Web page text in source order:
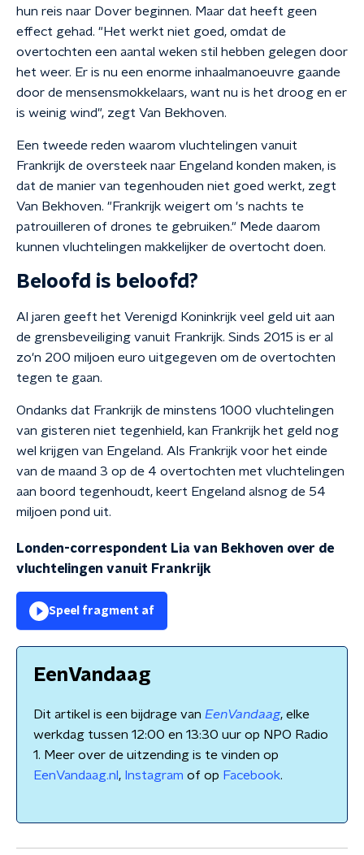
hun reis naar Dover beginnen. Maar dat heeft geen
effect gehad. "Het werkt niet goed, omdat de
overtochten een aantal weken stil hebben gelegen door
het weer. Er is nu een enorme inhaalmanoeuvre gaande
door de mensensmokkelaars, want nu is het droog en er
is weinig wind", zegt Van Bekhoven.
Een tweede reden waarom vluchtelingen vanuit
Frankrijk de oversteek naar Engeland konden maken, is
dat de manier van tegenhouden niet goed werkt, zegt
Van Bekhoven. "Frankrijk weigert om 's nachts te
patrouilleren of drones te gebruiken." Mede daarom
kunnen vluchtelingen makkelijker de overtocht doen.
Beloofd is beloofd?
Al jaren geeft het Verenigd Koninkrijk veel geld uit aan
de grensbeveiliging vanuit Frankrijk. Sinds 2015 is er al
zo'n 200 miljoen euro uitgegeven om de overtochten
tegen te gaan.
Ondanks dat Frankrijk de minstens 1000 vluchtelingen
van gisteren niet tegenhield, kan Frankrijk het geld nog
wel krijgen van Engeland. Als Frankrijk voor het einde
van de maand 3 op de 4 overtochten met vluchtelingen
aan boord tegenhoudt, keert Engeland alsnog de 54
miljoen pond uit.
Londen-correspondent Lia van Bekhoven over de
vluchtelingen vanuit Frankrijk
Speel fragment af
EenVandaag
Dit artikel is een bijdrage van EenVandaag, elke
werkdag tussen 12:00 en 13:30 uur op NPO Radio
1. Meer over de uitzending is te vinden op
EenVandaag.nl , Instagram of op Facebook.